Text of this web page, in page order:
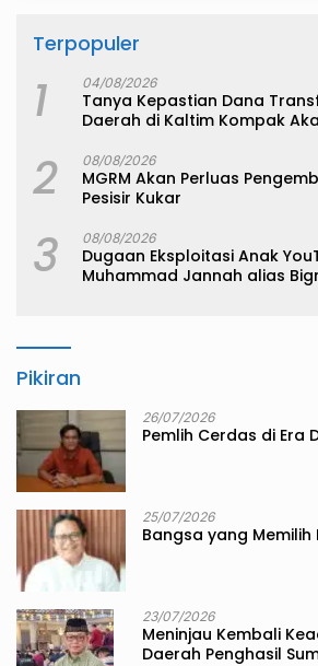
Terpopuler
1 04/08/2026
Tanya Kepastian Dana
Daerah di Kaltim Kompak
2 08/08/2026
MGRM Akan Perluas
Pesisir Kukar
3 08/08/2026
Dugaan Eksploitasi Anak
Muhammad Jannah alias
Pikiran
26/07/2026
Pemlih Cerdas di Era
25/07/2026
Bangsa yang
23/07/2026
Meninjau Kembali
Daerah Penghasil